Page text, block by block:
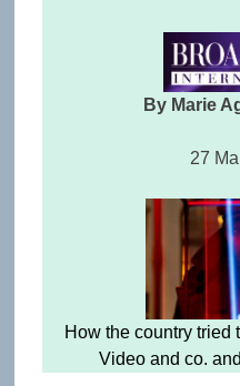
By Marie
27
How the country tried
Video and co.